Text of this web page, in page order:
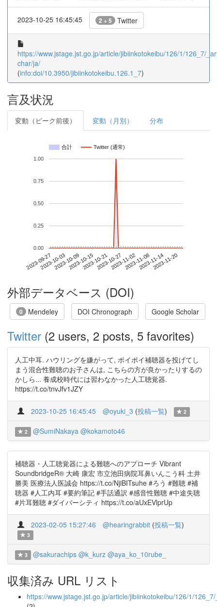
2023-10-25 16:45:45 2 + 5 Twitter
https://www.jstage.jst.go.jp/article/jibiinkotokeibu/126/1/126_7/
char/ja/
(info:doi/10.3950/jibiinkotokeibu.126.1_7)
言及状況
変動（ピーク前後） 変動（月別） 分布
合計 Twitter (通常)
2023-09-272023-10-032023-10-092023-10-152023-10-212023-10-272023-11-022023-11-082023-11-142023-11-20
0.00
0.25
0.50
0.75
1.00
外部データベース (DOI)
0 Mendeley DOI Chronograph Google Scholar
Twitter (2 users, 2 posts, 5 favorites)
人工中耳. ハウリングを嫌がって, ポイポイ補聴器を投げてし
まう混合性難聴のお子さんは, こちらの方が良かったりするの
かしら... 養成校時代には習わなかった人工聴覚器.
https://t.co/tnvJfv1JZY
2023-10-25 16:45:45 @oyuki_3 (投稿一覧) 2
2 @SumiNakaya @kokamoto46
補聴器・人工聴覚器による難聴へのアプローチ Vibrant
SoundbridgeR®️ 大崎 康宏 市立池田病院耳鼻いんこう科 土井
勝美 医療法人医誠会 https://t.co/NjiBITsuhe #ろう #難聴 #補
聴器 #人工内耳 #要約筆記 #手話通訳 #感音性難聴 #中途失聴
#片耳難聴 #ダイバーシティ https://t.co/aUxEVlprUp
2023-02-05 15:27:46 @hearingrabbit (投稿一覧)
3
3 @sakurachips @k_kurz @aya_ko_10rube_
収集済み URL リスト
https://www.jstage.jst.go.jp/article/jibiinkotokeibu/126/1/